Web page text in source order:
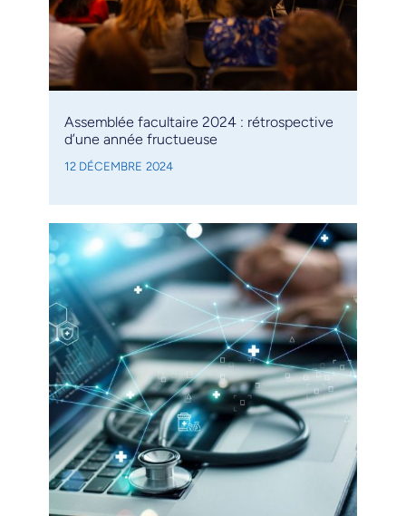
Assemblée facultaire 2024 : rétrospective
d’une année fructueuse
12 DÉCEMBRE 2024